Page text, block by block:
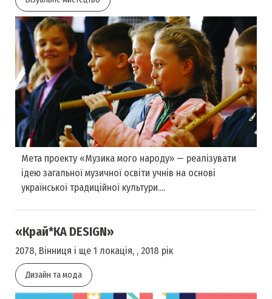
Мета проекту «Музика мого народу» — реалiзувати
iдею загальної музичної освiти учнiв на ocнові
української традицiйної культyри....
«Край*КА DESIGN»
2078, Вінниця і ще 1 локація, , 2018 рік
Дизайн та мода